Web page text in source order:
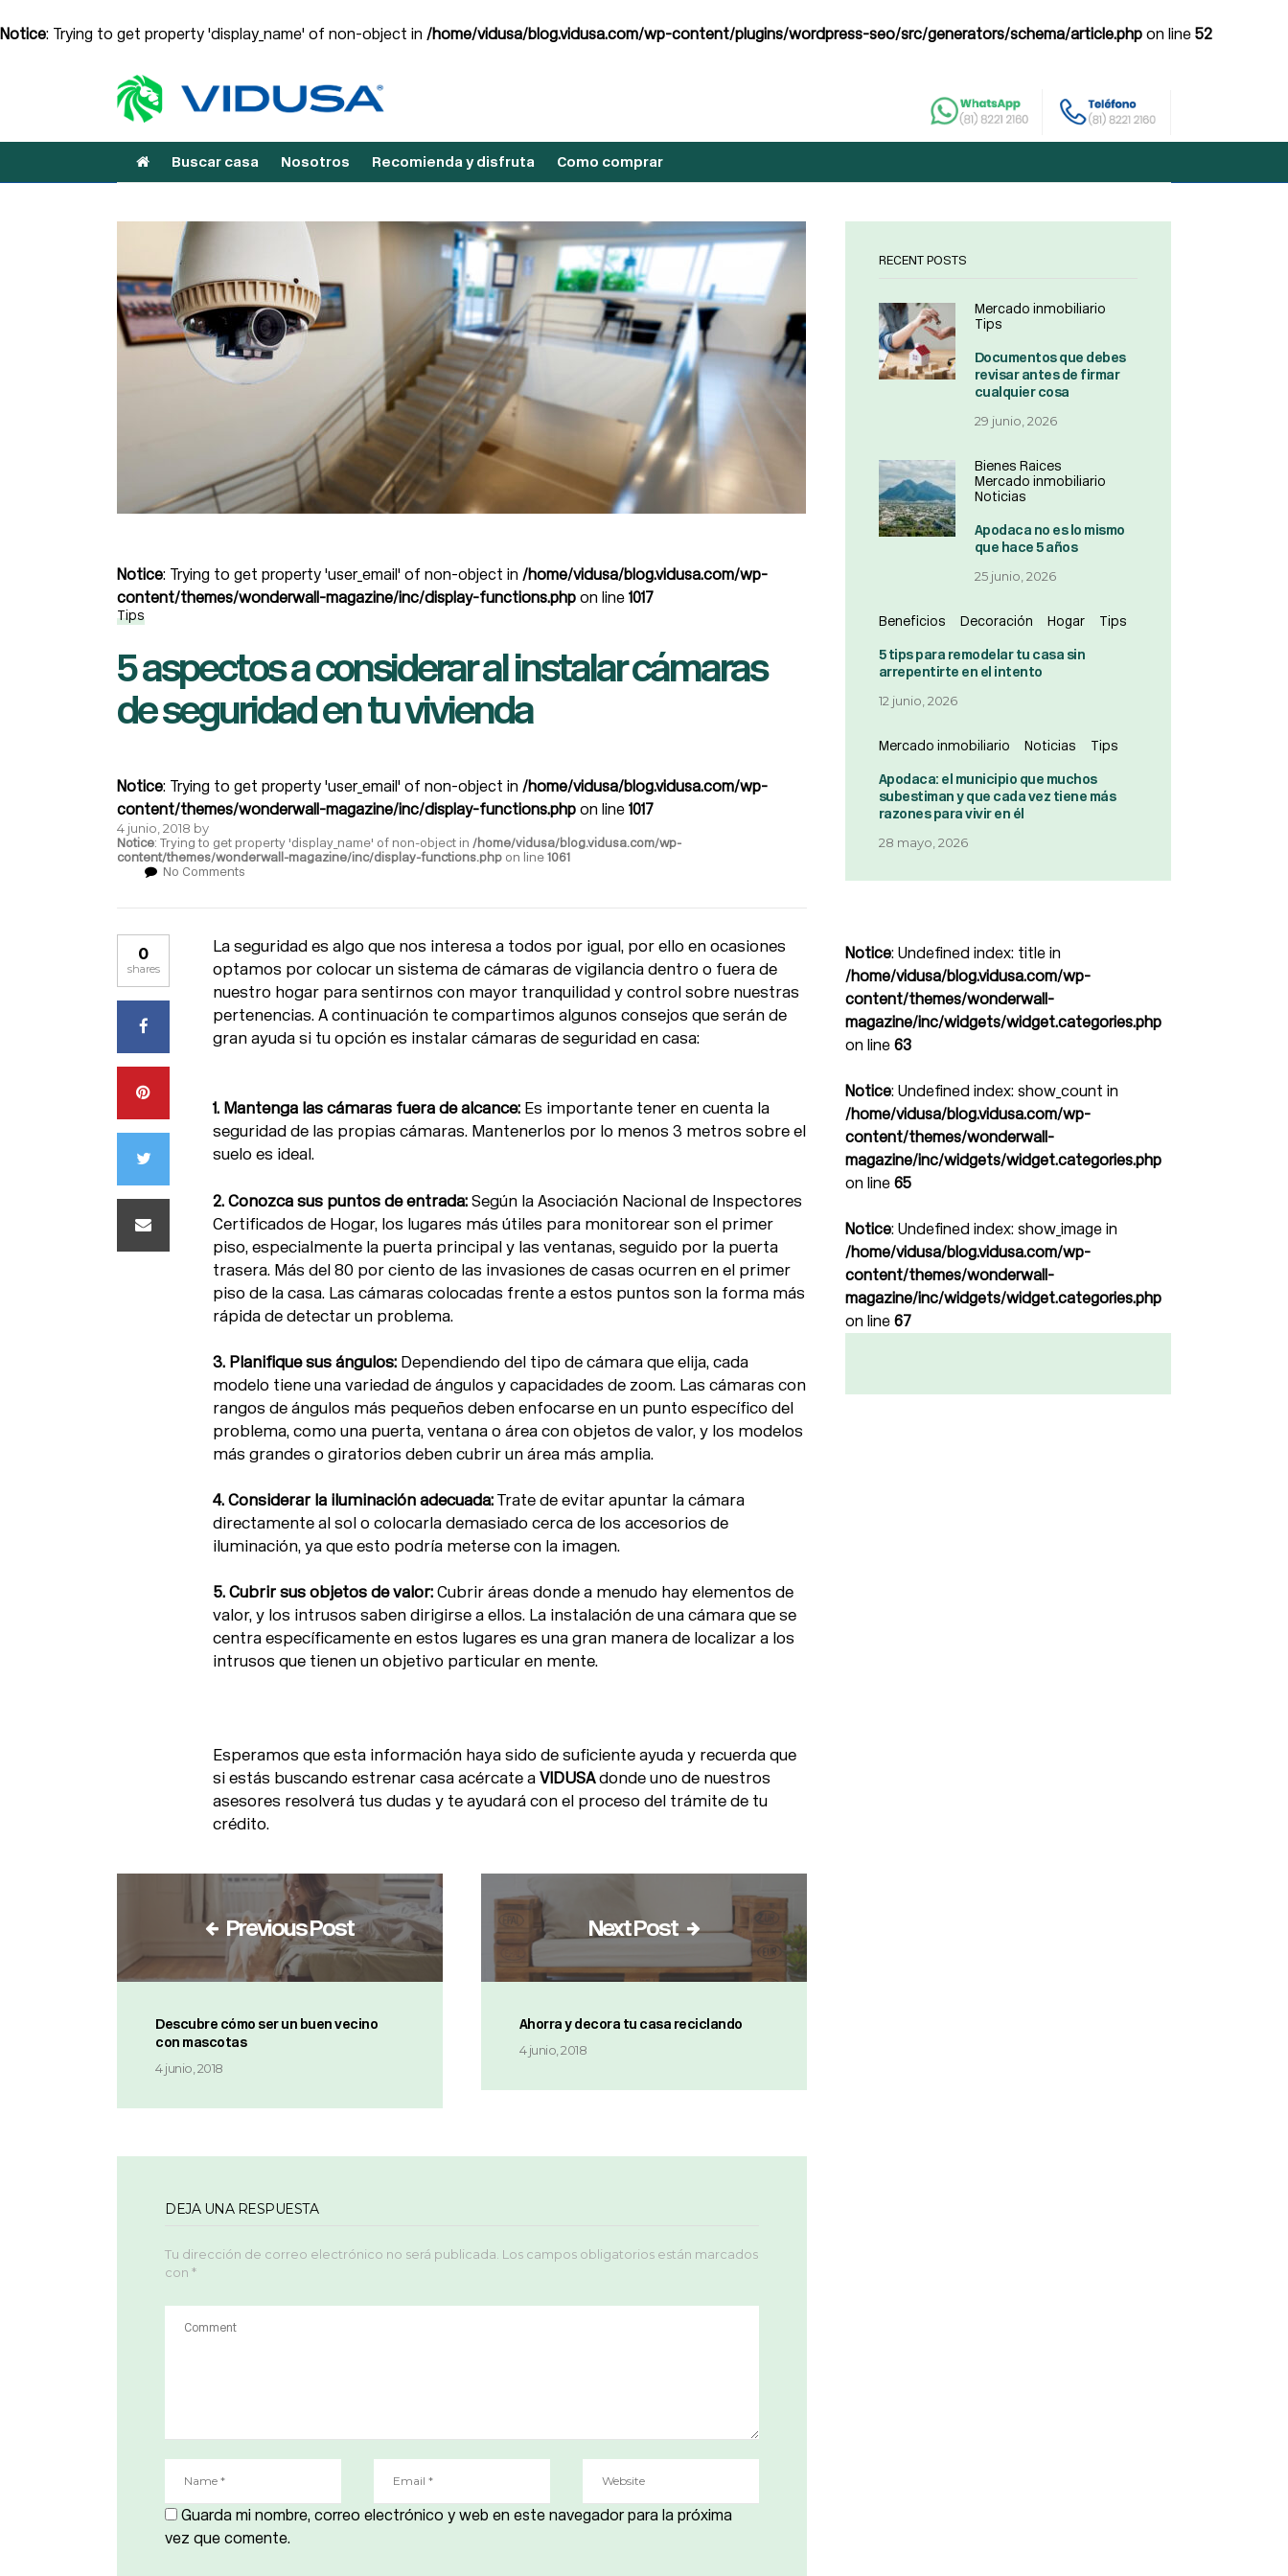
Notice: Trying to get property 'display_name' of non-object in /home/vidusa/blog.vidusa.com/wp-content/plugins/wordpress-seo/src/generators/schema/article.php on line 52
Buscar casa Nosotros Recomienda y disfruta Como comprar
Notice: Trying to get property 'user_email' of non-object in /home/vidusa/blog.vidusa.com/wp-
content/themes/wonderwall-magazine/inc/display-functions.php on line 1017
Tips
5 aspectos a considerar al instalar cámaras
de seguridad en tu vivienda
Notice: Trying to get property 'user_email' of non-object in /home/vidusa/blog.vidusa.com/wp-
content/themes/wonderwall-magazine/inc/display-functions.php on line 1017
4 junio, 2018 by
Notice: Trying to get property 'display_name' of non-object in /home/vidusa/blog.vidusa.com/wp-
content/themes/wonderwall-magazine/inc/display-functions.php on line 1061
No Comments
La seguridad es algo que nos interesa a todos por igual, por ello en ocasiones
optamos por colocar un sistema de cámaras de vigilancia dentro o fuera de
nuestro hogar para sentirnos con mayor tranquilidad y control sobre nuestras
pertenencias. A continuación te compartimos algunos consejos que serán de
gran ayuda si tu opción es instalar cámaras de seguridad en casa:
1. Mantenga las cámaras fuera de alcance: Es importante tener en cuenta la
seguridad de las propias cámaras. Mantenerlos por lo menos 3 metros sobre el
suelo es ideal.
2. Conozca sus puntos de entrada: Según la Asociación Nacional de Inspectores
Certificados de Hogar, los lugares más útiles para monitorear son el primer
piso, especialmente la puerta principal y las ventanas, seguido por la puerta
trasera. Más del 80 por ciento de las invasiones de casas ocurren en el primer
piso de la casa. Las cámaras colocadas frente a estos puntos son la forma más
rápida de detectar un problema.
3. Planifique sus ángulos: Dependiendo del tipo de cámara que elija, cada
modelo tiene una variedad de ángulos y capacidades de zoom. Las cámaras con
rangos de ángulos más pequeños deben enfocarse en un punto específico del
problema, como una puerta, ventana o área con objetos de valor, y los modelos
más grandes o giratorios deben cubrir un área más amplia.
4. Considerar la iluminación adecuada: Trate de evitar apuntar la cámara
directamente al sol o colocarla demasiado cerca de los accesorios de
iluminación, ya que esto podría meterse con la imagen.
5. Cubrir sus objetos de valor: Cubrir áreas donde a menudo hay elementos de
valor, y los intrusos saben dirigirse a ellos. La instalación de una cámara que se
centra específicamente en estos lugares es una gran manera de localizar a los
intrusos que tienen un objetivo particular en mente.
Esperamos que esta información haya sido de suficiente ayuda y recuerda que
si estás buscando estrenar casa acércate a VIDUSAdonde uno de nuestros
asesores resolverá tus dudas y te ayudará con el proceso del trámite de tu
crédito.
0
shares
Previous Post
Descubre cómo ser un buen vecino
con mascotas
4 junio, 2018
Next Post
Ahorra y decora tu casa reciclando
4 junio, 2018
DEJA UNA RESPUESTA
Tu dirección de correo electrónico no será publicada. Los campos obligatorios están marcados
con *
Guarda mi nombre, correo electrónico y web en este navegador para la próxima
vez que comente.
RECENT POSTS
Mercado inmobiliario
Tips
Documentos que debes
revisar antes de firmar
cualquier cosa
29 junio, 2026
Bienes Raices
Mercado inmobiliario
Noticias
Apodaca no es lo mismo
que hace 5 años
25 junio, 2026
Beneficios Decoración Hogar Tips
5 tips para remodelar tu casa sin
arrepentirte en el intento
12 junio, 2026
Mercado inmobiliario Noticias Tips
Apodaca: el municipio que muchos
subestiman y que cada vez tiene más
razones para vivir en él
28 mayo, 2026
Notice: Undefined index: title in
/home/vidusa/blog.vidusa.com/wp-
content/themes/wonderwall-
magazine/inc/widgets/widget.categories.php
on line 63
Notice: Undefined index: show_count in
/home/vidusa/blog.vidusa.com/wp-
content/themes/wonderwall-
magazine/inc/widgets/widget.categories.php
on line 65
Notice: Undefined index: show_image in
/home/vidusa/blog.vidusa.com/wp-
content/themes/wonderwall-
magazine/inc/widgets/widget.categories.php
on line 67